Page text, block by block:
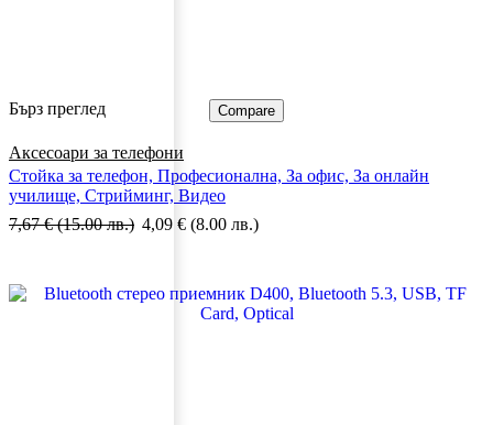
Бърз преглед Compare
Аксесоари за телефони
Стойка за телефон, Професионална, За офис, За онлайн
училище, Стрийминг, Видео
7,67€ (15.00 лв.) 4,09 € (8.00 лв.)